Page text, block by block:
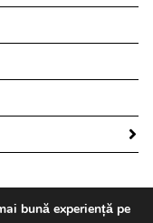
bună experiență pe